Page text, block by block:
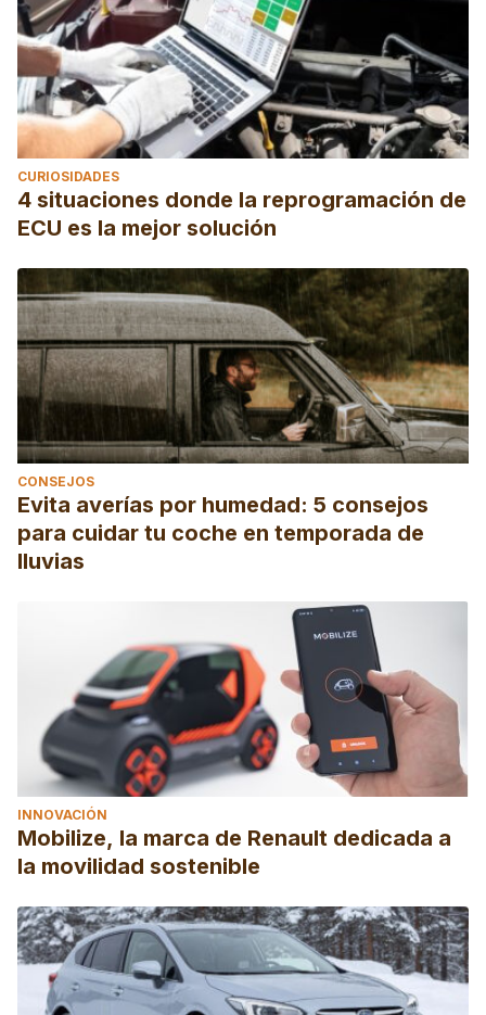
CURIOSIDADES
4 situaciones donde la reprogramación de
ECU es la mejor solución
CONSEJOS
Evita averías por humedad: 5 consejos
para cuidar tu coche en temporada de
lluvias
INNOVACIÓN
Mobilize, la marca de Renault dedicada a
la movilidad sostenible